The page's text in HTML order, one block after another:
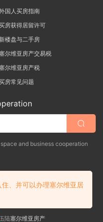
国人买房指南
房获得居留许可
新楼盘与二手房
尔维亚房产交易税
尔维亚房产税
房常见问题
and business cooperation
陆塞尔维亚房产
、并可以办理塞尔维亚居